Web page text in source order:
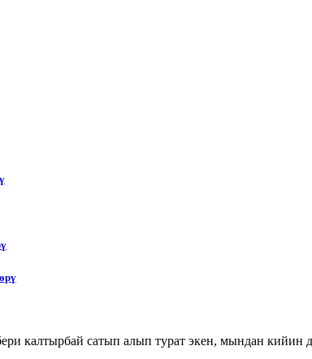
калтырбай сатып алып турат экен, мындан